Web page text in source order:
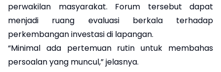
perwakilan masyarakat. Forum tersebut dapat
menjadi ruang evaluasi berkala terhadap
perkembangan investasi di lapangan.
“Minimal ada pertemuan rutin untuk membahas
persoalan yang muncul,” jelasnya.